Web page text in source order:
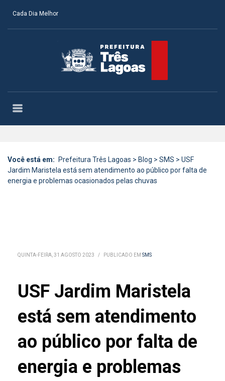
Cada Dia Melhor
Você está em: Prefeitura Três Lagoas > Blog > SMS > USF
Jardim Maristela está sem atendimento ao público por falta de
energia e problemas ocasionados pelas chuvas
QUINTA-FEIRA, 31 AGOSTO 2023 / PUBLICADO EM SMS
USF Jardim Maristela
está sem atendimento
ao público por falta de
energia e problemas